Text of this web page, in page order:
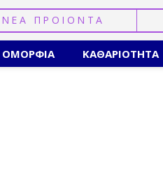
ΝΕΑ ΠΡΟΙΟΝΤΑ
ΟΜΟΡΦΙΑ ΚΑΘΑΡΙΟΤΗΤΑ